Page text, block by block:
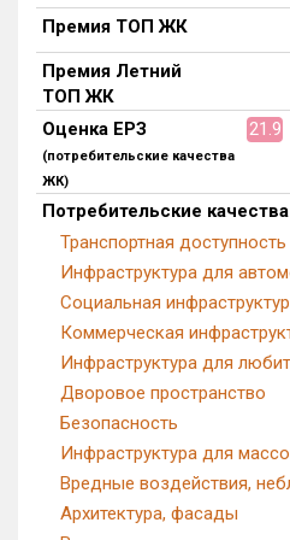
Премия ТОП ЖК
Премия Летний
ТОП ЖК
Оценка ЕРЗ
(потребительские качества
ЖК)
21.9
Потребительские качества
Транспортная доступность
Инфраструктура для
Социальная
Коммерческая
Инфраструктура для
Дворовое пространство
Безопасность
Инфраструктура для
Вредные воздействия,
Архитектура, фасады